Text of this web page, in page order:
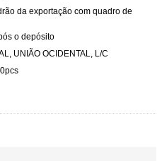
da exportação com quadro de
o depósito
UNIÃO OCIDENTAL, L/C